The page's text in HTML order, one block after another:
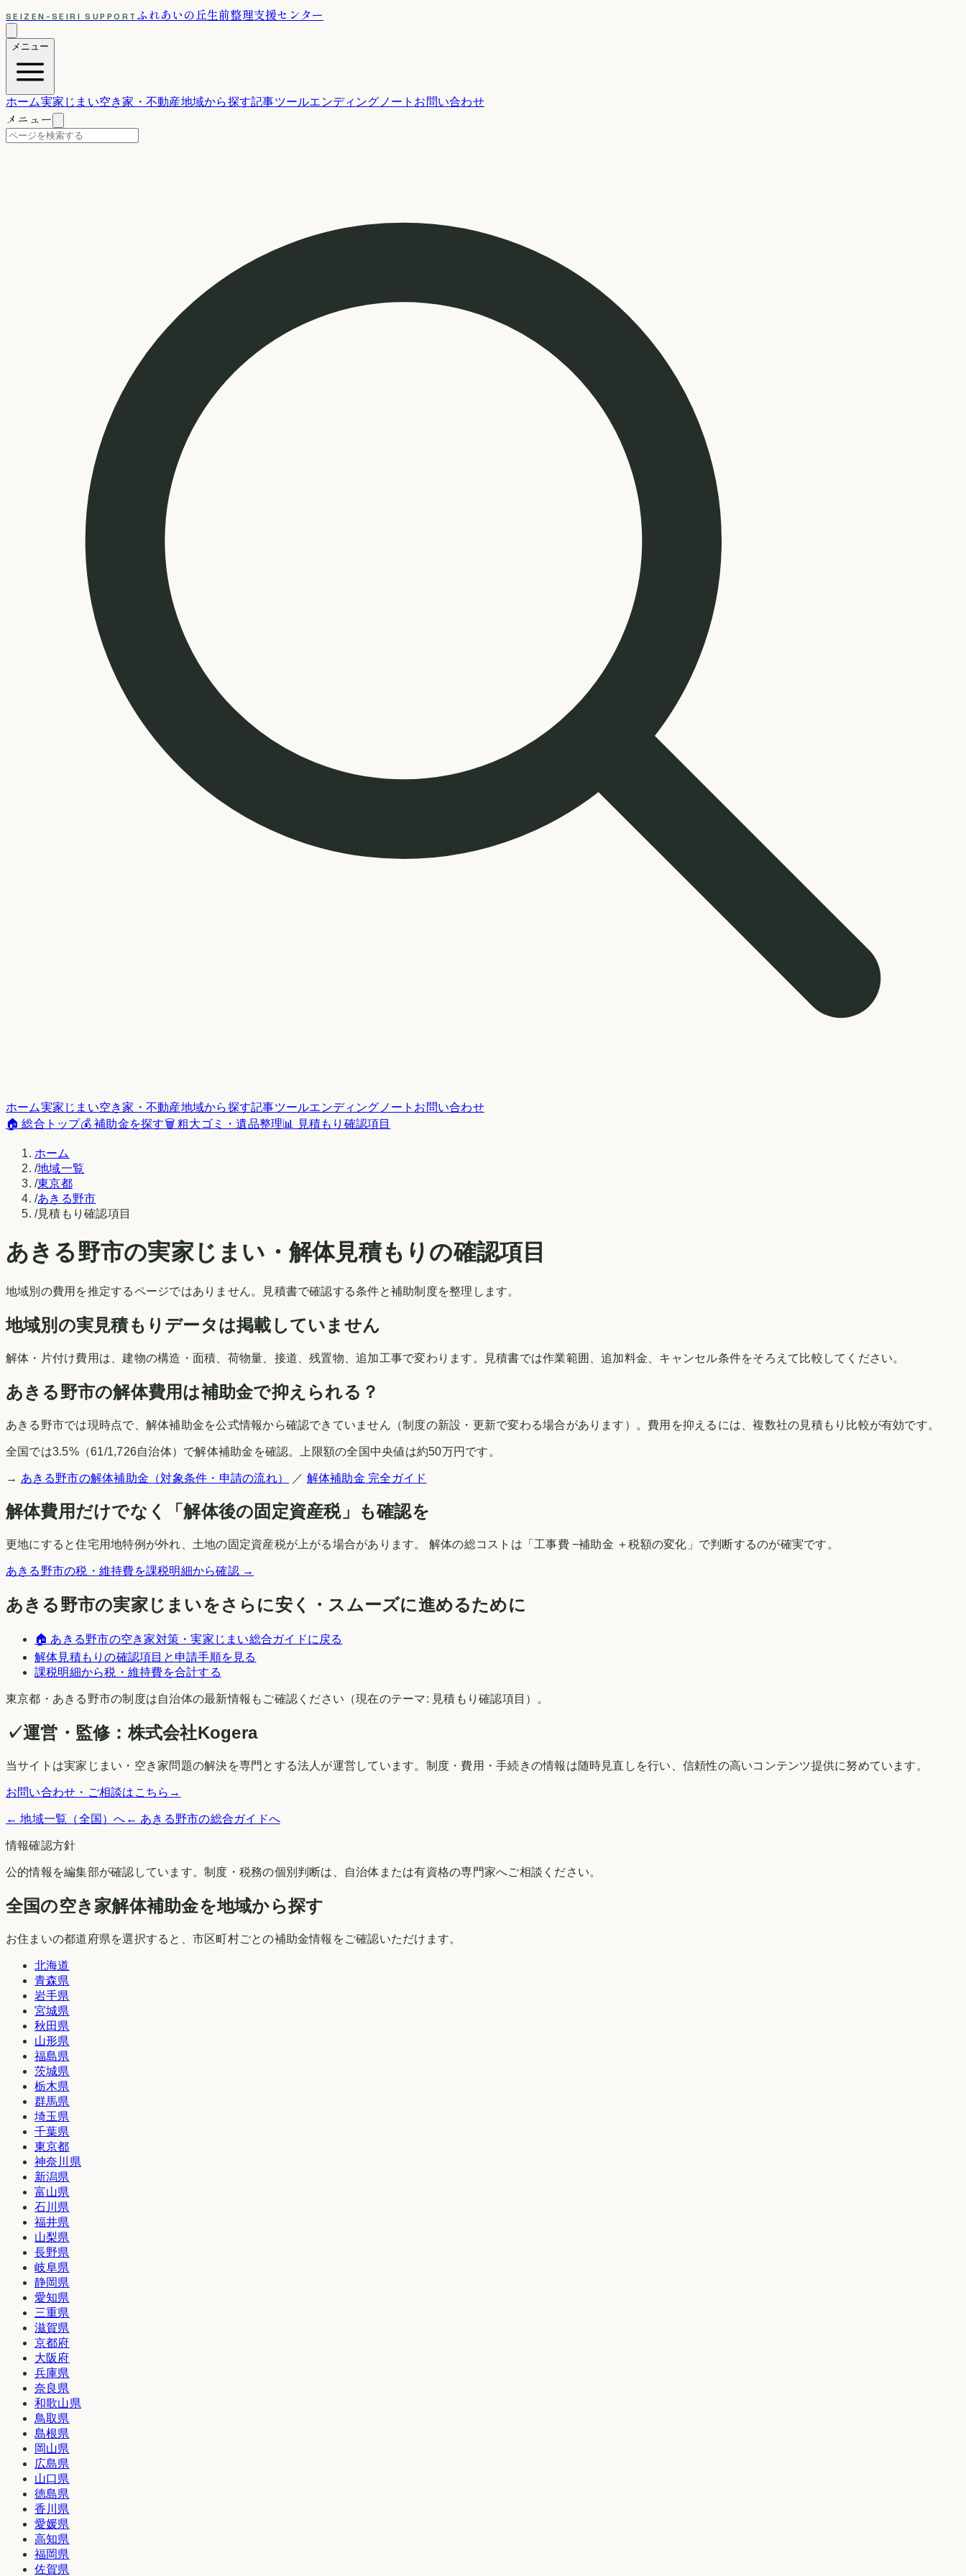
SEIZEN-SEIRI SUPPORT ふれあいの丘生前整理支援センター
メニュー
ホーム実家じまい空き家・不動産地域から探す記事ツールエンディングノート お問い合わせ
メニュー
ホーム実家じまい空き家・不動産地域から探す記事ツールエンディングノート お問い合わせ
🏠 総合トップ💰 補助金を探す🗑️ 粗大ゴミ・遺品整理📊 見積もり確認項目
ホーム
/地域一覧
/東京都
/あきる野市
/見積もり確認項目
あきる野市の実家じまい・解体見積もりの確認項目
地域別の費用を推定するページではありません。見積書で確認する条件と補助制度を整理します。
地域別の実見積もりデータは掲載していません
解体・片付け費用は、建物の構造・面積、荷物量、接道、残置物、追加工事で変わります。見積書では作業範囲、追加料金、キャンセル条件をそろえて比較してください。
あきる野市の解体費用は補助金で抑えられる？
あきる野市では現時点で、解体補助金を公式情報から確認できていません（制度の新設・更新で変わる場合があります）。費用を抑えるには、複数社の見積もり比較が有効です。
全国では3.5%（61/1,726自治体）で解体補助金を確認。上限額の全国中央値は約50万円です。
→ あきる野市の解体補助金（対象条件・申請の流れ） ／ 解体補助金 完全ガイド
解体費用だけでなく「解体後の固定資産税」も確認を
更地にすると住宅用地特例が外れ、土地の固定資産税が上がる場合があります。 解体の総コストは「工事費 −補助金 ＋税額の変化」で判断するのが確実です。
あきる野市の税・維持費を課税明細から確認 →
あきる野市の実家じまいをさらに安く・スムーズに進めるために
🏠 あきる野市の空き家対策・実家じまい総合ガイドに戻る
解体見積もりの確認項目と申請手順を見る
課税明細から税・維持費を合計する
東京都 ・ あきる野市の制度は自治体の最新情報もご確認ください（現在のテーマ: 見積もり確認項目 ）。
✓運営・監修：株式会社Kogera
当サイトは実家じまい・空き家問題の解決を専門とする法人が運営しています。制度・費用・手続きの情報は随時見直しを行い、信頼性の高いコンテンツ提供に努めています。
お問い合わせ・ご相談はこちら →
← 地域一覧（全国）へ ← あきる野市の総合ガイドへ
情報確認方針
公的情報を編集部が確認しています。制度・税務の個別判断は、自治体または有資格の専門家へご相談ください。
全国の空き家解体補助金を地域から探す
お住まいの都道府県を選択すると、市区町村ごとの補助金情報をご確認いただけます。
北海道
青森県
岩手県
宮城県
秋田県
山形県
福島県
茨城県
栃木県
群馬県
埼玉県
千葉県
東京都
神奈川県
新潟県
富山県
石川県
福井県
山梨県
長野県
岐阜県
静岡県
愛知県
三重県
滋賀県
京都府
大阪府
兵庫県
奈良県
和歌山県
鳥取県
島根県
岡山県
広島県
山口県
徳島県
香川県
愛媛県
高知県
福岡県
佐賀県